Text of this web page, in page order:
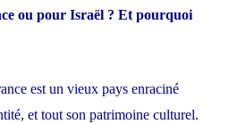
ou pour Israël ? Et pourquoi
est un vieux pays enraciné
et tout son patrimoine culturel.